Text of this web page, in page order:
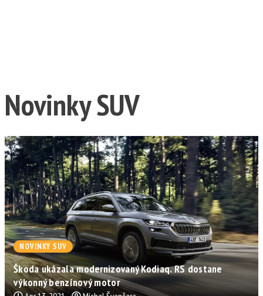
Novinky SUV
NOVINKY SUV
Škoda ukázala modernizovaný Kodiaq. RS dostane
výkonný benzínový motor